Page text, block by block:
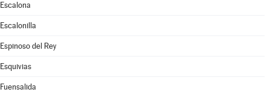
Escalona
Escalonilla
Espinoso del Rey
Esquivias
Fuensalida